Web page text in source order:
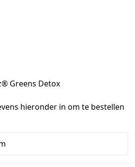
Greens Detox
hieronder in om te bestellen